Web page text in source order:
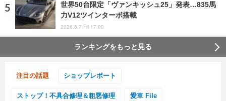
世界50台限定「ヴァンキッシュ25」発表…835馬
力V12ツインターボ搭載
2026.8.7 Fri 17:00
ランキングをもっと見る
注目の話題 ショップレポート
ストップ！不具合修理＆粗悪修理 愛車 File